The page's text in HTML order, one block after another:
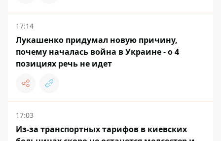
17:14
Лукашенко придумал новую причину,
почему началась война в Украине - о 4
позициях речь не идет
17:03
Из-за транспортных тарифов в киевских